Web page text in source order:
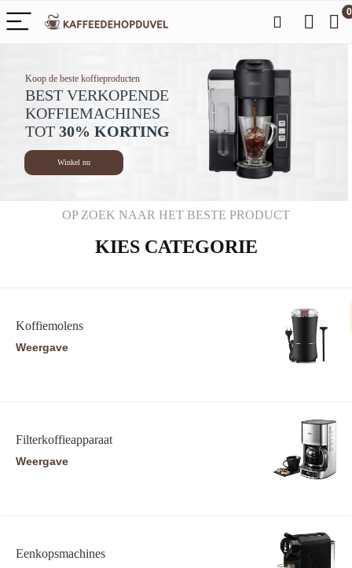
0
BEST VERKOPENDE
KOFFIEMACHINES
TOT 30% KORTING
Koop de beste koffieproducten
Winkel nu
OP ZOEK NAAR HET BESTE PRODUCT
KIES CATEGORIE
Koffiemolens
Weergave
Filterkoffieapparaat
Weergave
Eenkopsmachines